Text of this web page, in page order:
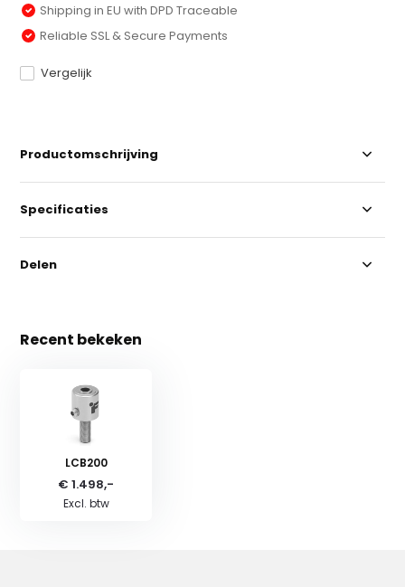
Shipping in EU with DPD Traceable
Reliable SSL & Secure Payments
Vergelijk
Productomschrijving
Specificaties
Delen
Recent bekeken
LCB200
€ 1.498,-
Excl. btw